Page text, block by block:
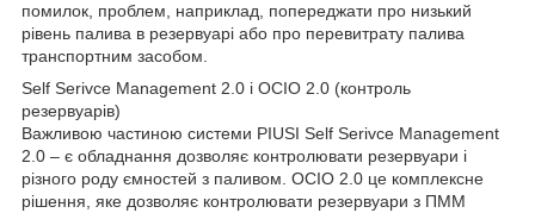
помилок, проблем, наприклад, попереджати про низький
рівень палива в резервуарі або про перевитрату палива
транспортним засобом.
Self Serivce Management 2.0 і OCIO 2.0 (контроль
резервуарів)
Важливою частиною системи PIUSI Self Serivce Management
2.0 – є обладнання дозволяє контролювати резервуари і
різного роду ємностей з паливом. OCIO 2.0 це комплексне
рішення, яке дозволяє контролювати резервуари з ПММ